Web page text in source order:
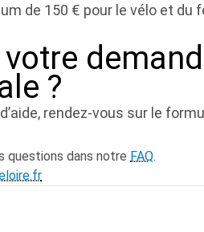
de 150 € pour le vélo et du
?
rendez-vous sur le
questions dans notre FAQ.